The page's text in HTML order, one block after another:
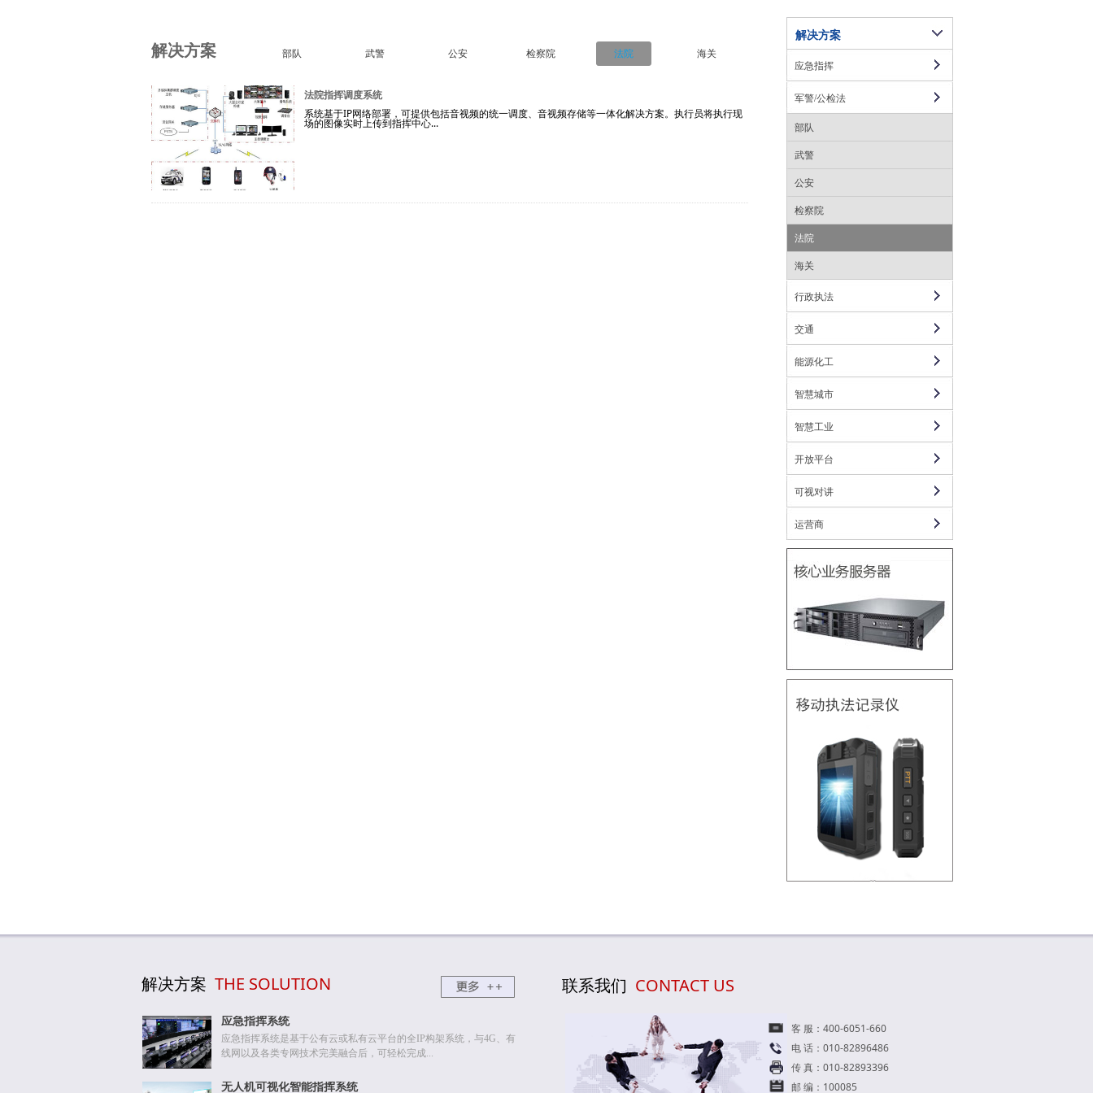
解决方案
法院指挥调度系统
系统基于IP网络部署，可提供包括音视频的统一调度、音视频存储等一体化解决方案。执行员将执行现
场的图像实时上传到指挥中心...
部队 武警 公安 检察院 法院 海关
解决方案
应急指挥
军警/公检法
部队
武警
公安
检察院
法院
海关
行政执法
交通
能源化工
智慧城市
智慧工业
开放平台
可视对讲
运营商
解决方案 THE SOLUTION
应急指挥系统
应急指挥系统是基于公有云或私有云平台的全IP构架系统，与4G、有
线网以及各类专网技术完美融合后，可轻松完成...
无人机可视化智能指挥系统
联系我们 CONTACT US
客 服：400-6051-660
电 话：010-82896486
传 真：010-82893396
邮 编：100085